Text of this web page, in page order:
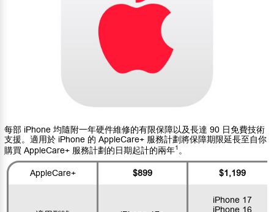
每部 iPhone 均隨附一年硬件維修的有限保障以及長達 90 日免費技術
支援。適用於 iPhone 的 AppleCare+ 服務計劃將保障期限延長至自你
購買 AppleCare+ 服務計劃的日期起計的兩年1 。
AppleCare+ $899 $1,199
iPhone 17
iPhone 16